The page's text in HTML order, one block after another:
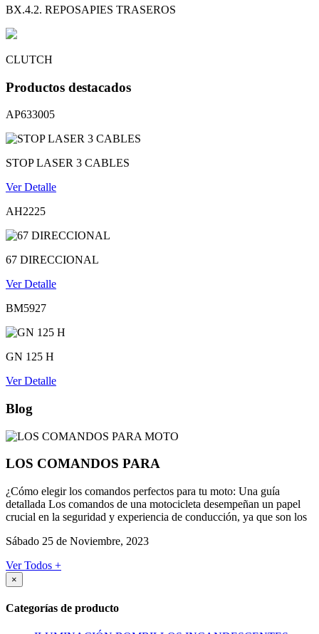
BX.4.2. REPOSAPIES TRASEROS
CLUTCH
Productos destacados
AP633005
STOP LASER 3 CABLES
Ver Detalle
AH2225
67 DIRECCIONAL
Ver Detalle
BM5927
GN 125 H
Ver Detalle
Blog
LOS COMANDOS PARA
¿Cómo elegir los comandos perfectos para tu moto: Una guía
detallada Los comandos de una motocicleta desempeñan un papel
crucial en la seguridad y experiencia de conducción, ya que son los
Sábado 25 de Noviembre, 2023
Ver Todos +
×
Categorías de producto